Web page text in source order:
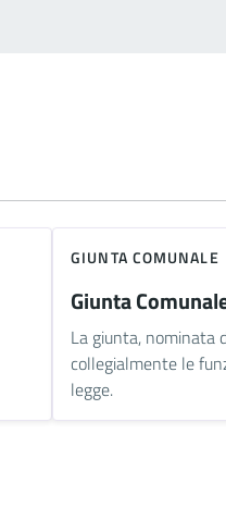
GIUNTA COMUNALE
Giunta
La giunta, nominata
collegialmente le
legge.